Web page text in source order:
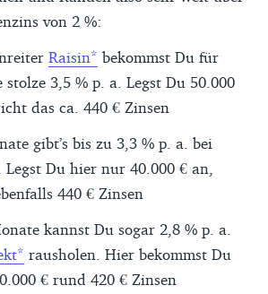
von 2 %:
Raisin
bekommst Du für
3,5 % p. a. Legst Du 50.000
das ca. 440 € Zinsen
gibt’s bis zu 3,3 % p. a. bei
. Legst Du hier nur 40.000 € an,
440 € Zinsen
kannst Du sogar 2,8 % p. a.
rausholen. Hier bekommst Du
€ rund 420 € Zinsen